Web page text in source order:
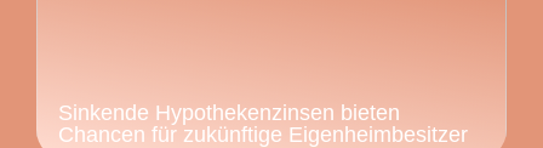
Sinkende Hypothekenzinsen bieten
Chancen für zukünftige Eigenheimbesitzer